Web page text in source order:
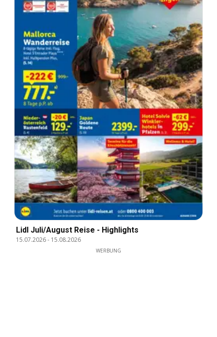
Lidl Juli/August Reise - Highlights
15.07.2026- 15.08.2026
WERBUNG